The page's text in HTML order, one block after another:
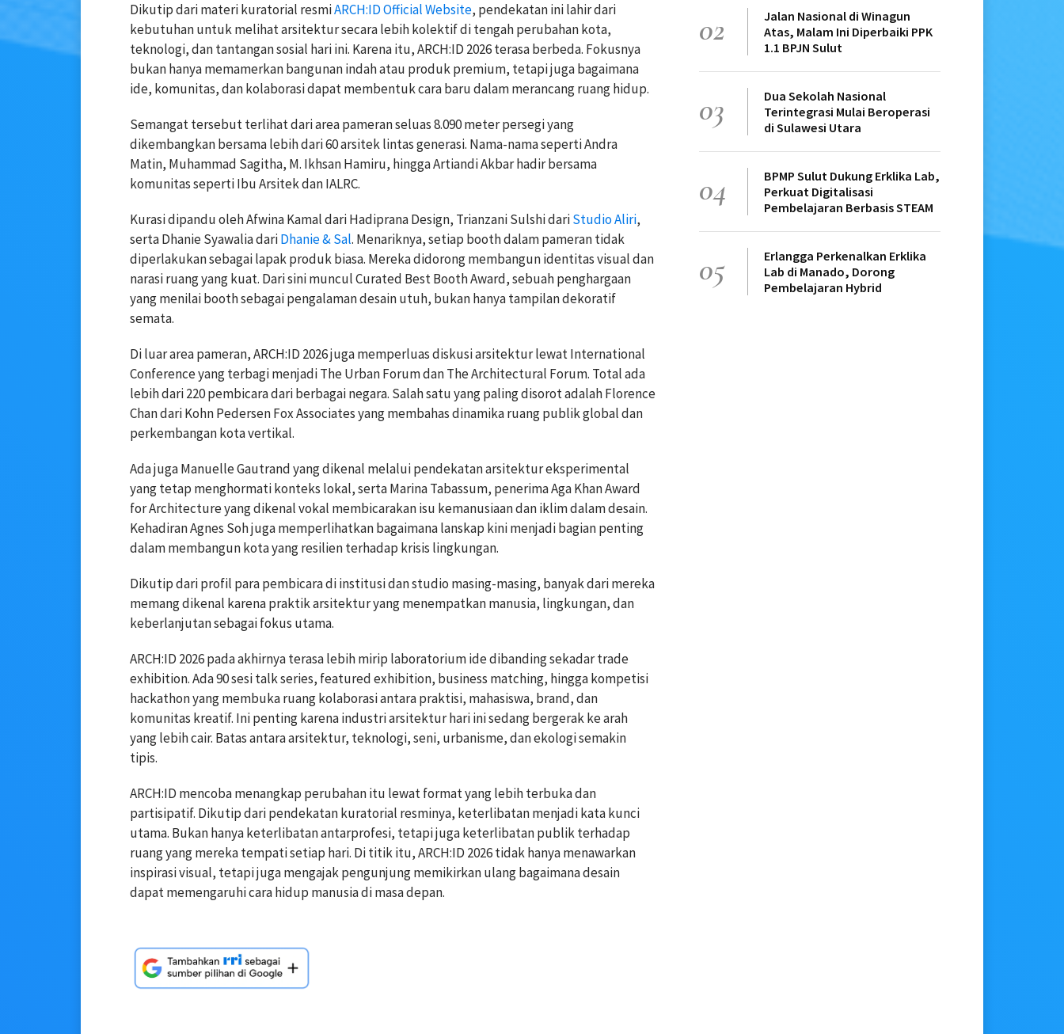
Dikutip dari materi kuratorial resmiARCH:ID Official Website, pendekatan ini lahir dari
kebutuhan untuk melihat arsitektur secara lebih kolektif di tengah perubahan kota,
teknologi, dan tantangan sosial hari ini. Karena itu, ARCH:ID 2026 terasa berbeda. Fokusnya
bukan hanya memamerkan bangunan indah atau produk premium, tetapi juga bagaimana
ide, komunitas, dan kolaborasi dapat membentuk cara baru dalam merancang ruang hidup.
Semangat tersebut terlihat dari area pameran seluas 8.090 meter persegi yang
dikembangkan bersama lebih dari 60 arsitek lintas generasi. Nama-nama sepertiAndra
Matin, Muhammad Sagitha, M. Ikhsan Hamiru, hinggaArtiandi Akbarhadir bersama
komunitas sepertiIbu ArsitekdanIALRC.
Kurasi dipandu olehAfwina Kamaldari Hadiprana Design, Trianzani SulshidariStudio Aliri,
sertaDhanie SyawaliadariDhanie & Sal. Menariknya, setiap booth dalam pameran tidak
diperlakukan sebagai lapak produk biasa. Mereka didorong membangun identitas visual dan
narasi ruang yang kuat. Dari sini muncul Curated Best Booth Award, sebuah penghargaan
yang menilai booth sebagai pengalaman desain utuh, bukan hanya tampilan dekoratif
semata.
Di luar area pameran, ARCH:ID 2026 juga memperluas diskusi arsitektur lewat International
Conference yang terbagi menjadi The Urban Forum dan The Architectural Forum. Total ada
lebih dari 220 pembicara dari berbagai negara. Salah satu yang paling disorot adalahFlorence
Chandari Kohn Pedersen Fox Associates yang membahas dinamika ruang publik global dan
perkembangan kota vertikal.
Ada jugaManuelle Gautrandyang dikenal melalui pendekatan arsitektur eksperimental
yang tetap menghormati konteks lokal, sertaMarina Tabassum, penerimaAga Khan Award
for Architectureyang dikenal vokal membicarakan isu kemanusiaan dan iklim dalam desain.
KehadiranAgnes Sohjuga memperlihatkan bagaimana lanskap kini menjadi bagian penting
dalam membangun kota yang resilien terhadap krisis lingkungan.
Dikutip dari profil para pembicara di institusi dan studio masing-masing, banyak dari mereka
memang dikenal karena praktik arsitektur yang menempatkan manusia, lingkungan, dan
keberlanjutan sebagai fokus utama.
ARCH:ID 2026 pada akhirnya terasa lebih mirip laboratorium ide dibanding sekadar trade
exhibition. Ada 90 sesi talk series, featured exhibition, business matching, hingga kompetisi
hackathon yang membuka ruang kolaborasi antara praktisi, mahasiswa, brand, dan
komunitas kreatif. Ini penting karena industri arsitektur hari ini sedang bergerak ke arah
yang lebih cair. Batas antara arsitektur, teknologi, seni, urbanisme, dan ekologi semakin
tipis.
ARCH:ID mencoba menangkap perubahan itu lewat format yang lebih terbuka dan
partisipatif. Dikutip dari pendekatan kuratorial resminya, keterlibatan menjadi kata kunci
utama. Bukan hanya keterlibatan antarprofesi, tetapi juga keterlibatan publik terhadap
ruang yang mereka tempati setiap hari. Di titik itu, ARCH:ID 2026 tidak hanya menawarkan
inspirasi visual, tetapi juga mengajak pengunjung memikirkan ulang bagaimana desain
dapat memengaruhi cara hidup manusia di masa depan.
02
Jalan Nasional di Winagun
Atas, Malam Ini Diperbaiki PPK
1.1 BPJN Sulut
03
Dua Sekolah Nasional
Terintegrasi Mulai Beroperasi
di Sulawesi Utara
04
BPMP Sulut Dukung Erklika Lab,
Perkuat Digitalisasi
Pembelajaran Berbasis STEAM
05
Erlangga Perkenalkan Erklika
Lab di Manado, Dorong
Pembelajaran Hybrid